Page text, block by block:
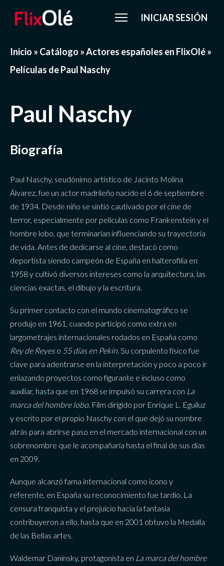
INICIAR SESIÓN
Inicio » Catálogo »Actores españoles en FlixOlé»
Películas de Paul Naschy
Paul Naschy
Biografía
Paul Naschy, seudónimo artístico de Jacinto Molina
Álvarez, fue un actor madrileño nacido el 6 de septiembre
de 1934. Desde niño se sintió cautivado por el cine de
terror, especialmente por películas como Frankenstein y el
hombre lobo, que terminarían influenciando su trayectoria
de vida. Antes de dedicarse al cine, destacó como
deportista siendo campeón de España en halterofilia en
1958 y cultivó diversos intereses como la arquitectura, las
ciencias exactas, el dibujo y la escritura.
Su primer contacto con el mundo cinematográfico se
produjo en 1961, cuando participó como extra en
largometrajes internacionales rodados en España como
Rey de Reyeso 55 días en Pekín. Su corpulento físico fue
clave para adentrarse en la interpretación y poco a poco ir
enlazando proyectos como figurante e incluso como
auxiliar, hasta que en 1968 se impulsó su carrera con La
marca del hombre lobo. Film dirigido por Enrique L. Eguiluz
y escrito por el propio Naschy con el que dejó su nombre
atrás para abrirse paso en el mercado internacional con un
sobrenombre que le acompañaría hasta el final de sus días
en 2009.
Aunque alcanzó fama internacional como icono y
referente, en España su reconocimiento fue tardío. La
censura franquista y el prejuicio hacia la fantasía
contribuyeron a ello, hasta que en 2001 obtuvo la Medalla
de las Bellas artes.
Waldemar Daninsky, protagonista en La marca del hombre